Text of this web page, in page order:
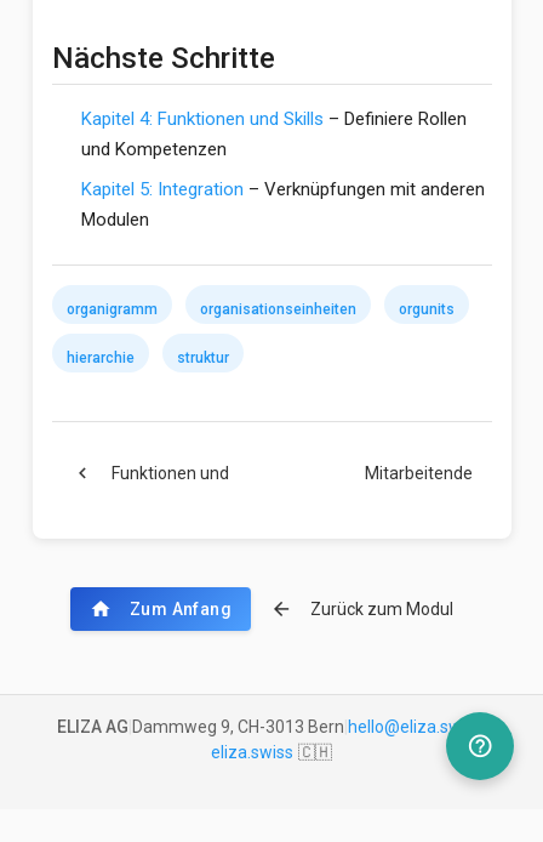
Nächste Schritte
Kapitel 4: Funktionen und Skills – Definiere Rollen
und Kompetenzen
Kapitel 5: Integration – Verknüpfungen mit anderen
Modulen
organigramm organisationseinheiten orgunits
hierarchie struktur
chevron_left Funktionen und Mitarbeitende
home Zum Anfang arrow_back Zurück zum Modul
ELIZA AG Dammweg 9, CH-3013 Bern hello@eliza.swiss
eliza.swiss 🇨🇭 help_outline